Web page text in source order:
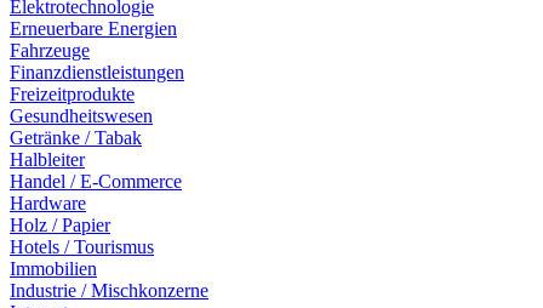
Elektrotechnologie
Erneuerbare Energien
Fahrzeuge
Finanzdienstleistungen
Freizeitprodukte
Gesundheitswesen
Getränke / Tabak
Halbleiter
Handel / E-Commerce
Hardware
Holz / Papier
Hotels / Tourismus
Immobilien
Industrie / Mischkonzerne